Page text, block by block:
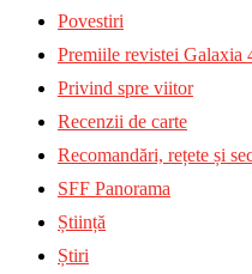
Povestiri
Premiile revistei Galaxia
Privind spre viitor
Recenzii de carte
Recomandări, rețete și
SFF Panorama
Știință
Știri